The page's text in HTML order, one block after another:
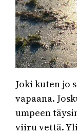
Joki kuten jo
vapaana.
umpeen
viiru vettä.